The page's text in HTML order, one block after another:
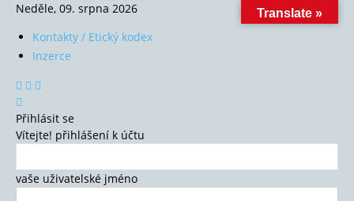
Neděle, 09. srpna 2026
Kontakty / Etický kodex
Inzerce
Přihlásit se
Vítejte! přihlášení k účtu
vaše uživatelské jméno
Translate »